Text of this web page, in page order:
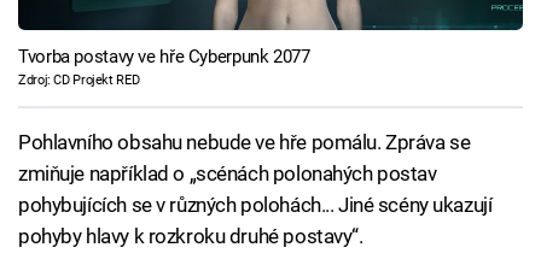
Tvorba postavy ve hře Cyberpunk 2077
Zdroj: CD Projekt RED
Pohlavního obsahu nebude ve hře pomálu. Zpráva se
zmiňuje například o „scénách polonahých postav
pohybujících se v různých polohách... Jiné scény ukazují
pohyby hlavy k rozkroku druhé postavy“.